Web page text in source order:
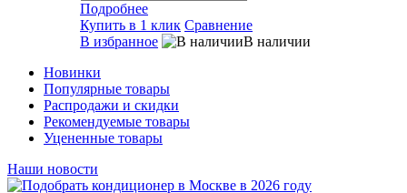
Подробнее
Купить в 1 клик Сравнение
В избранное
В наличии
Новинки
Популярные товары
Распродажи и скидки
Рекомендуемые товары
Уцененные товары
Наши новости